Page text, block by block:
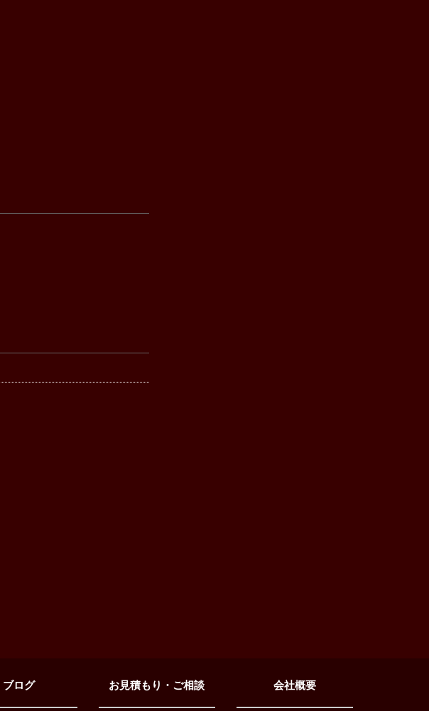
ブログ お見積もり・ご相談 会社概要